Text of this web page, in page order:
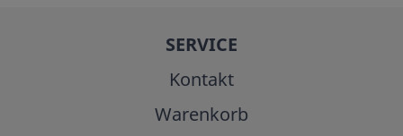
SERVICE
Kontakt
Warenkorb